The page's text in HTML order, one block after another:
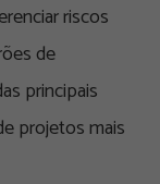
riscos
de
principais
projetos mais